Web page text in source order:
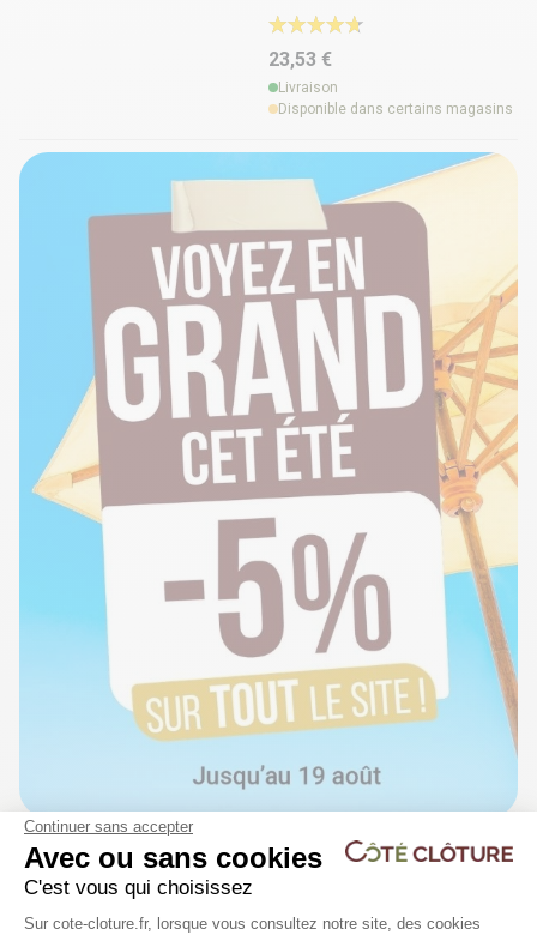
23,53 €
Livraison
Disponible dans certains magasins
Portillon passage 1m20 -
SQUARE
Continuer sans accepter
Avec ou sans cookies
C'est vous qui choisissez
Plateforme de Gestion du
Sur cote-cloture.fr, lorsque vous consultez notre site, des cookies